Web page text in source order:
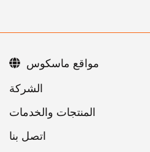
اتصل بنا
مواقع ماسكوس